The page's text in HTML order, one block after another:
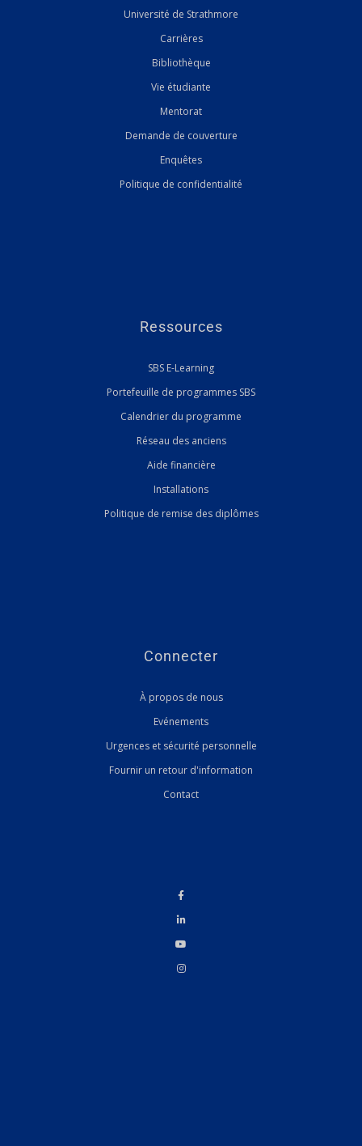
Université de Strathmore
Carrières
Bibliothèque
Vie étudiante
Mentorat
Demande de couverture
Enquêtes
Politique de confidentialité
Ressources
SBS E-Learning
Portefeuille de programmes SBS
Calendrier du programme
Réseau des anciens
Aide financière
Installations
Politique de remise des diplômes
Connecter
À propos de nous
Evénements
Urgences et sécurité personnelle
Fournir un retour d'information
Contact